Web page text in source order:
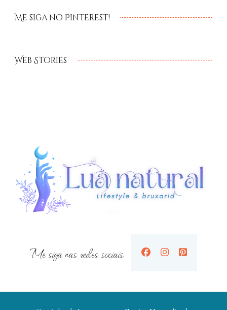
Me siga no Pinterest!
Web Stories
Me siga nas redes sociais